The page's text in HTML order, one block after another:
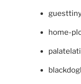
home-